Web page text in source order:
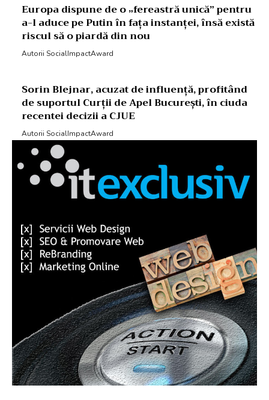
Europa dispune de o „fereastră unică” pentru
a-l aduce pe Putin în fața instanței, însă există
riscul să o piardă din nou
Autorii SocialImpactAward
Sorin Blejnar, acuzat de influență, profitând
de suportul Curții de Apel București, în ciuda
recentei decizii a CJUE
Autorii SocialImpactAward